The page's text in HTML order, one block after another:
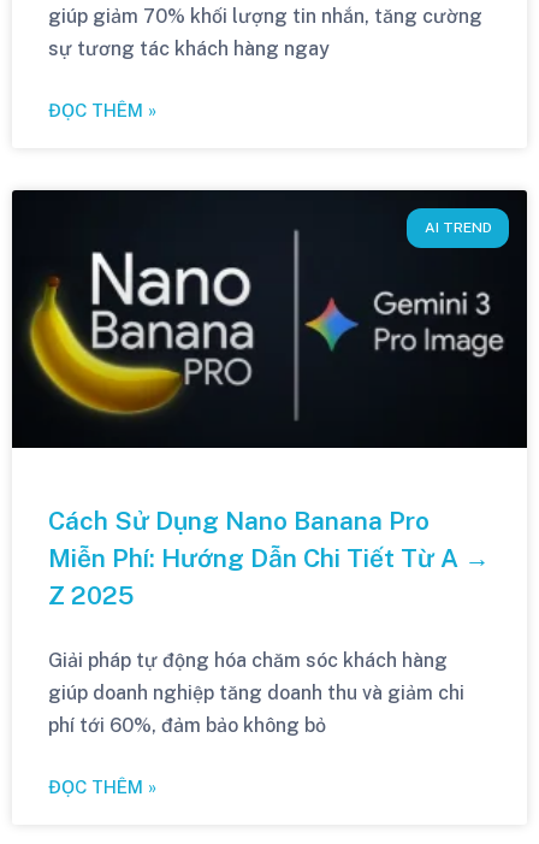
giúp giảm 70% khối lượng tin nhắn, tăng cường
sự tương tác khách hàng ngay
ĐỌC THÊM »
AI TREND
Cách Sử Dụng Nano Banana Pro
Miễn Phí: Hướng Dẫn Chi Tiết Từ A →
Z 2025
Giải pháp tự động hóa chăm sóc khách hàng
giúp doanh nghiệp tăng doanh thu và giảm chi
phí tới 60%, đảm bảo không bỏ
ĐỌC THÊM »